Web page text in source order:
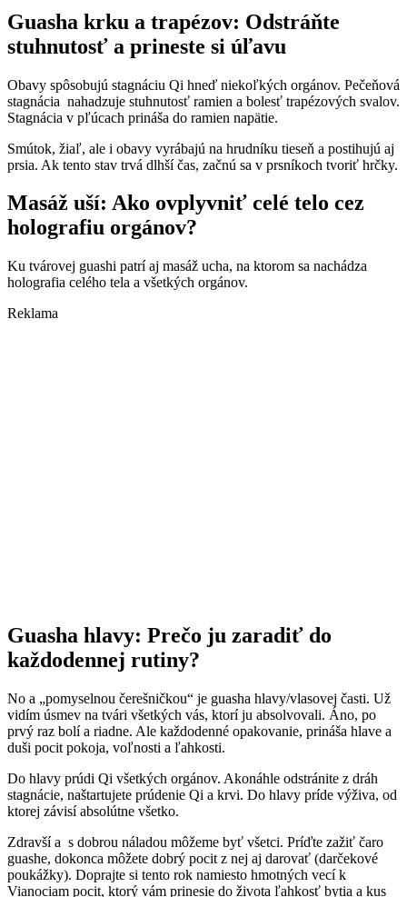
Guasha krku a trapézov: Odstráňte
stuhnutosť a prineste si úľavu
Obavy spôsobujú stagnáciu Qi hneď niekoľkých orgánov. Pečeňová
stagnácia nahadzuje stuhnutosť ramien a bolesť trapézových svalov.
Stagnácia v pľúcach prináša do ramien napätie.
Smútok, žiaľ, ale i obavy vyrábajú na hrudníku tieseň a postihujú aj
prsia. Ak tento stav trvá dlhší čas, začnú sa v prsníkoch tvoriť hrčky.
Masáž uší: Ako ovplyvniť celé telo cez
holografiu orgánov?
Ku tvárovej guashi patrí aj masáž ucha, na ktorom sa nachádza
holografia celého tela a všetkých orgánov.
Reklama
Guasha hlavy: Prečo ju zaradiť do
každodennej rutiny?
No a „pomyselnou čerešničkou“ je guasha hlavy/vlasovej časti. Už
vidím úsmev na tvári všetkých vás, ktorí ju absolvovali. Áno, po
prvý raz bolí a riadne. Ale každodenné opakovanie, prináša hlave a
duši pocit pokoja, voľnosti a ľahkosti.
Do hlavy prúdi Qi všetkých orgánov. Akonáhle odstránite z dráh
stagnácie, naštartujete prúdenie Qi a krvi. Do hlavy príde výživa, od
ktorej závisí absolútne všetko.
Zdravší a s dobrou náladou môžeme byť všetci. Príďte zažiť čaro
guashe, dokonca môžete dobrý pocit z nej aj darovať (darčekové
poukážky). Doprajte si tento rok namiesto hmotných vecí k
Vianociam pocit, ktorý vám prinesie do života ľahkosť bytia a kus